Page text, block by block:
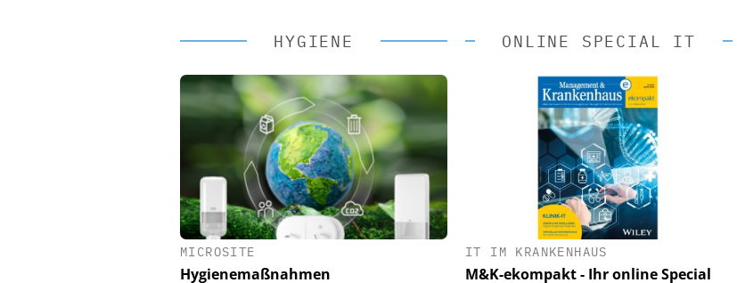
HYGIENE
MICROSITE
Hygienemaßnahmen
ONLINE SPECIAL IT
IT IM KRANKENHAUS
M&K-ekompakt - Ihr online Special
Digitalisierung im
EASY SOFTWARE AG
Digitalisierung im